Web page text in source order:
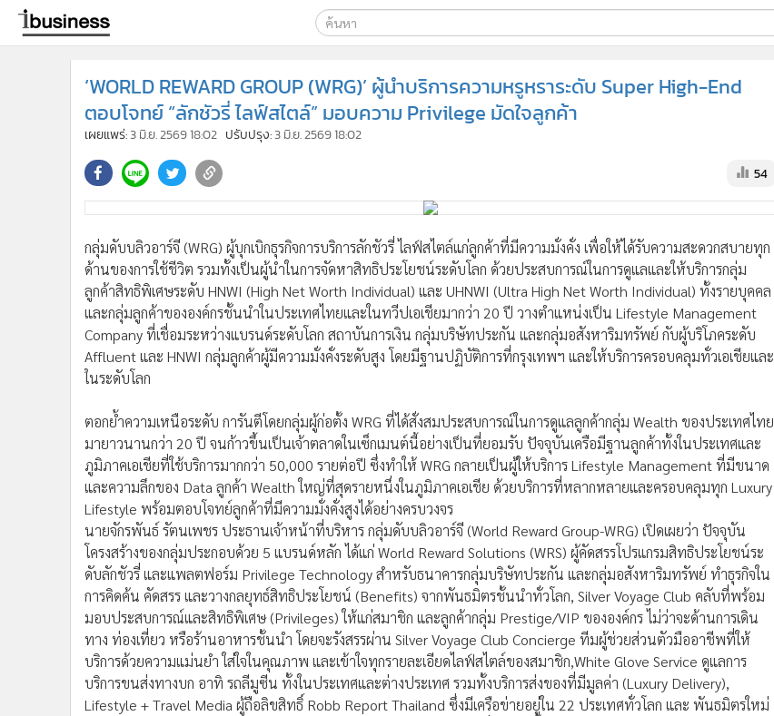
ค้นหา
Google
ibusiness
‘WORLD REWARD GROUP (WRG)’ ผู้นำบริการความหรูหราระดับ Super High-End
ตอบโจทย์ “ลักชัวรี่ ไลฟ์สไตล์” มอบความ Privilege มัดใจลูกค้า
เผยแพร่:3 มิ.ย. 2569 18:02 ปรับปรุง:3 มิ.ย. 2569 18:02
54
กลุ่มดับบลิวอาร์จี (WRG) ผู้บุกเบิกธุรกิจการบริการลักชัวรี่ ไลฟ์สไตล์แก่ลูกค้าที่มีความมั่งคั่ง เพื่อให้ได้รับความสะดวกสบายทุก
ด้านของการใช้ชีวิต รวมทั้งเป็นผู้นำในการจัดหาสิทธิประโยชน์ระดับโลก ด้วยประสบการณ์ในการดูแลและให้บริการกลุ่ม
ลูกค้าสิทธิพิเศษระดับ HNWI (High Net Worth Individual) และ UHNWI (Ultra High Net Worth Individual) ทั้งรายบุคคล
และกลุ่มลูกค้าขององค์กรชั้นนำในประเทศไทยและในทวีปเอเชียมากว่า 20 ปี วางตำแหน่งเป็น Lifestyle Management
Company ที่เชื่อมระหว่างแบรนด์ระดับโลก สถาบันการเงิน กลุ่มบริษัทประกัน และกลุ่มอสังหาริมทรัพย์ กับผู้บริโภคระดับ
Affluent และ HNWI กลุ่มลูกค้าผู้มีความมั่งคั่งระดับสูง โดยมีฐานปฏิบัติการที่กรุงเทพฯ และให้บริการครอบคลุมทั่วเอเชียและ
ในระดับโลก
ตอกย้ำความเหนือระดับ การันตีโดยกลุ่มผู้ก่อตั้ง WRG ที่ได้สั่งสมประสบการณ์ในการดูแลลูกค้ากลุ่ม Wealth ของประเทศไทย
มายาวนานกว่า 20 ปี จนก้าวขึ้นเป็นเจ้าตลาดในเซ็กเมนต์นี้อย่างเป็นที่ยอมรับ ปัจจุบันเครือมีฐานลูกค้าทั้งในประเทศและ
ภูมิภาคเอเชียที่ใช้บริการมากกว่า 50,000 รายต่อปี ซึ่งทำให้ WRG กลายเป็นผู้ให้บริการ Lifestyle Management ที่มีขนาด
และความลึกของ Data ลูกค้า Wealth ใหญ่ที่สุดรายหนึ่งในภูมิภาคเอเชีย ด้วยบริการที่หลากหลายและครอบคลุมทุก Luxury
Lifestyle พร้อมตอบโจทย์ลูกค้าที่มีความมั่งคั่งสูงได้อย่างครบวงจร
นายจักรพันธ์ รัตนเพชร ประธานเจ้าหน้าที่บริหาร กลุ่มดับบลิวอาร์จี (World Reward Group-WRG) เปิดเผยว่า ปัจจุบัน
โครงสร้างของกลุ่มประกอบด้วย 5 แบรนด์หลัก ได้แก่ World Reward Solutions (WRS) ผู้คัดสรรโปรแกรมสิทธิประโยชน์ระ
ดับลักชัวรี่ และแพลตฟอร์ม Privilege Technology สำหรับธนาคารกลุ่มบริษัทประกัน และกลุ่มอสังหาริมทรัพย์ ทำธุรกิจใน
การคิดค้น คัดสรร และวางกลยุทธ์สิทธิประโยชน์ (Benefits) จากพันธมิตรชั้นนำทั่วโลก, Silver Voyage Club คลับที่พร้อม
มอบประสบการณ์และสิทธิพิเศษ (Privileges) ให้แก่สมาชิก และลูกค้ากลุ่ม Prestige/VIP ขององค์กร ไม่ว่าจะด้านการเดิน
ทาง ท่องเที่ยว หรือร้านอาหารชั้นนำ โดยจะรังสรรผ่าน Silver Voyage Club Concierge ทีมผู้ช่วยส่วนตัวมืออาชีพที่ให้
บริการด้วยความแม่นยำ ใส่ใจในคุณภาพ และเข้าใจทุกรายละเอียดไลฟ์สไตล์ของสมาชิก,White Glove Service ดูแลการ
บริการขนส่งทางบก อาทิ รถลีมูซีน ทั้งในประเทศและต่างประเทศ รวมทั้งบริการส่งของที่มีมูลค่า (Luxury Delivery),
Lifestyle + Travel Media ผู้ถือลิขสิทธิ์ Robb Report Thailand ซึ่งมีเครือข่ายอยู่ใน 22 ประเทศทั่วโลก และ พันธมิตรใหม่